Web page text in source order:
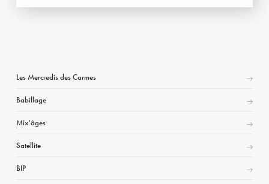
Les Mercredis des Carmes
Babillage
Mix’âges
Satellite
BIP